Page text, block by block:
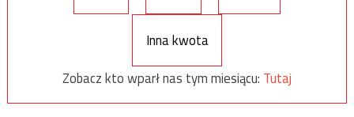
Inna kwota
Zobacz kto wparł nas tym miesiącu: Tutaj